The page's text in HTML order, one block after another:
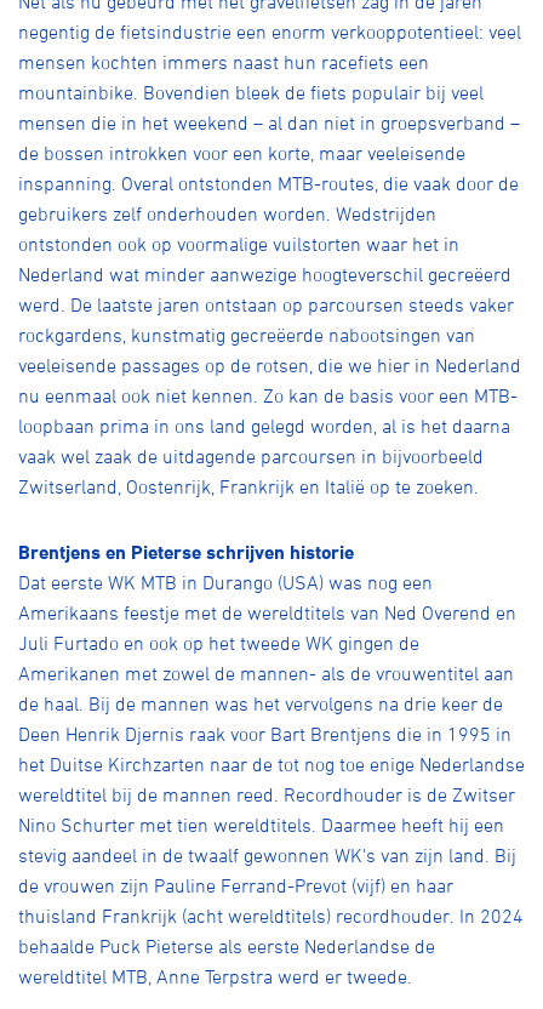
negentig de fietsindustrie een enorm verkooppotentieel: veel
mensen kochten immers naast hun racefiets een
mountainbike. Bovendien bleek de fiets populair bij veel
mensen die in het weekend – al dan niet in groepsverband –
de bossen introkken voor een korte, maar veeleisende
inspanning. Overal ontstonden MTB-routes, die vaak door de
gebruikers zelf onderhouden worden. Wedstrijden
ontstonden ook op voormalige vuilstorten waar het in
Nederland wat minder aanwezige hoogteverschil gecreëerd
werd. De laatste jaren ontstaan op parcoursen steeds vaker
rockgardens, kunstmatig gecreëerde nabootsingen van
veeleisende passages op de rotsen, die we hier in Nederland
nu eenmaal ook niet kennen. Zo kan de basis voor een MTB-
loopbaan prima in ons land gelegd worden, al is het daarna
vaak wel zaak de uitdagende parcoursen in bijvoorbeeld
Zwitserland, Oostenrijk, Frankrijk en Italië op te zoeken.
Brentjens en Pieterse schrijven historie
Dat eerste WK MTB in Durango (USA) was nog een
Amerikaans feestje met de wereldtitels van Ned Overend en
Juli Furtado en ook op het tweede WK gingen de
Amerikanen met zowel de mannen- als de vrouwentitel aan
de haal. Bij de mannen was het vervolgens na drie keer de
Deen Henrik Djernis raak voor Bart Brentjens die in 1995 in
het Duitse Kirchzarten naar de tot nog toe enige Nederlandse
wereldtitel bij de mannen reed. Recordhouder is de Zwitser
Nino Schurter met tien wereldtitels. Daarmee heeft hij een
stevig aandeel in de twaalf gewonnen WK's van zijn land. Bij
de vrouwen zijn Pauline Ferrand-Prevot (vijf) en haar
thuisland Frankrijk (acht wereldtitels) recordhouder. In 2024
behaalde Puck Pieterse als eerste Nederlandse de
wereldtitel MTB, Anne Terpstra werd er tweede.